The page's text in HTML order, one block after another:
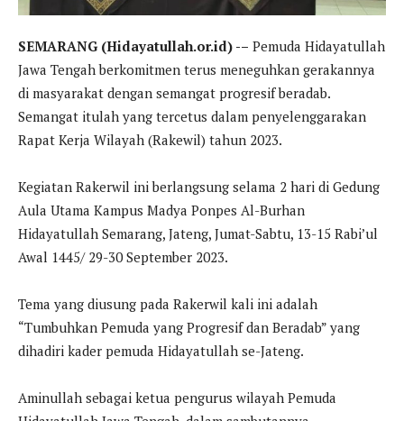
SEMARANG (Hidayatullah.or.id) -– Pemuda Hidayatullah
Jawa Tengah berkomitmen terus meneguhkan gerakannya
di masyarakat dengan semangat progresif beradab.
Semangat itulah yang tercetus dalam penyelenggarakan
Rapat Kerja Wilayah (Rakewil) tahun 2023.
Kegiatan Rakerwil ini berlangsung selama 2 hari di Gedung
Aula Utama Kampus Madya Ponpes Al-Burhan
Hidayatullah Semarang, Jateng, Jumat-Sabtu, 13-15 Rabi’ul
Awal 1445/ 29-30 September 2023.
Tema yang diusung pada Rakerwil kali ini adalah
“Tumbuhkan Pemuda yang Progresif dan Beradab” yang
dihadiri kader pemuda Hidayatullah se-Jateng.
Aminullah sebagai ketua pengurus wilayah Pemuda